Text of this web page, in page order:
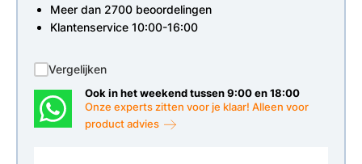
Meer dan 2700 beoordelingen
Klantenservice 10:00-16:00
Vergelijken
Ook in het weekend tussen 9:00 en 18:00
Onze experts zitten voor je klaar! Alleen voor
product advies